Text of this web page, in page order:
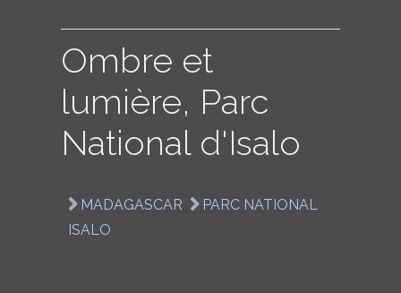
ENGLISH
Ombre et
lumière, Parc
National d'Isalo
MADAGASCAR
PARC NATIONAL
ISALO